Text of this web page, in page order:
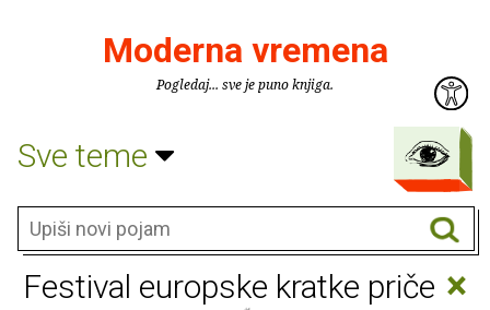
Moderna vremena
Pogledaj... sve je puno knjiga.
Sve teme
Festival europske kratke priče ×